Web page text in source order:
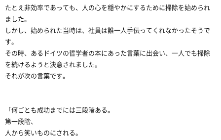
たとえ非効率であっても、人の心を穏やかにするために掃除を始められ
ました。
しかし、始められた当時は、社員は誰一人手伝ってくれなかったそうで
す。
その時、あるドイツの哲学者の本にあった言葉に出会い、一人でも掃除
を続けるようと決意されました。
それが次の言葉です。
「何ごとも成功までには三段階ある。
第一段階、
人から笑いものにされる。